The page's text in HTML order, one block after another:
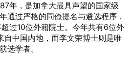
年，是加拿大最具声望的国家级
通过严格的同僚提名与遴选程序，
过10位外籍院士。今年共有6位外
自中国内地，而李文荣博士则是唯
选学者。